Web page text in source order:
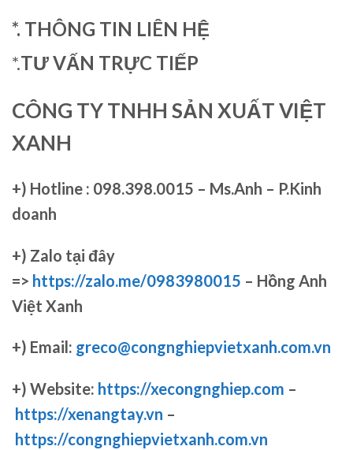
*. THÔNG TIN LIÊN HỆ
*.TƯ VẤN TRỰC TIẾP
CÔNG TY TNHH SẢN XUẤT VIỆT
XANH
+) Hotline : 098.398.0015 – Ms.Anh – P.Kinh
doanh
+) Zalo tại đây
=> https://zalo.me/0983980015 – Hồng Anh
Việt Xanh
+) Email: greco@congnghiepvietxanh.com.vn
+) Website: https://xecongnghiep.com –
https://xenangtay.vn –
https://congnghiepvietxanh.com.vn